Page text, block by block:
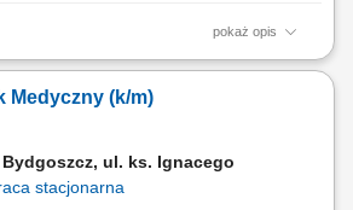
pokaż opis
Pierwsza pomoc pediatryczna; Czas
Medyczny (k/m)
Bydgoszcz, ul. ks. Ignacego
stacjonarna